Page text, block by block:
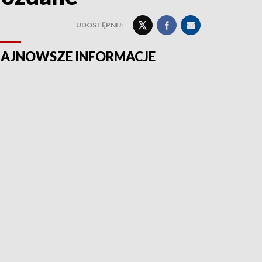
UDOSTĘPNIJ:
INFORMACJE